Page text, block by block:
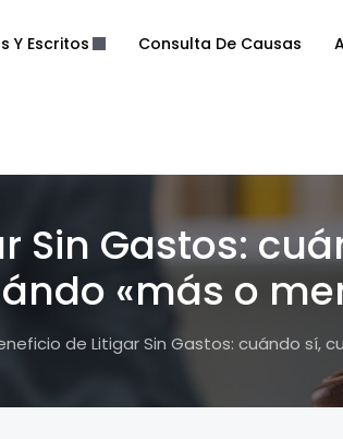
Y Escritos Consulta De Causas
Sin Gastos:
«más o
de Litigar Sin Gastos: cuándo sí,